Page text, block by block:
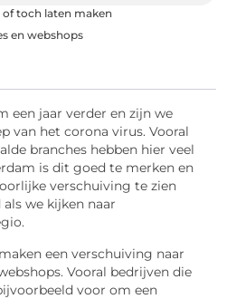
of toch laten maken
en webshops
een jaar verder en zijn we
van het corona virus. Vooral
branches hebben hier veel
is dit goed te merken en
verschuiving te zien
we kijken naar
een verschuiving naar
Vooral bedrijven die
voor om een